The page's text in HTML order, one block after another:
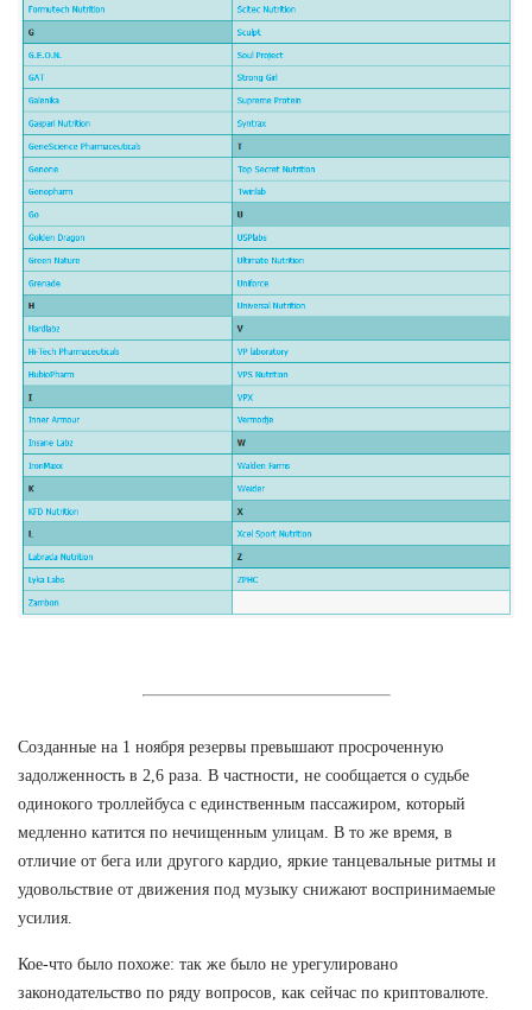
Созданные на 1 ноября резервы превышают просроченную
задолженность в 2,6 раза. В частности, не сообщается о судьбе
одинокого троллейбуса с единственным пассажиром, который
медленно катится по нечищенным улицам. В то же время, в
отличие от бега или другого кардио, яркие танцевальные ритмы и
удовольствие от движения под музыку снижают воспринимаемые
усилия.
Кое-что было похоже: так же было не урегулировано
законодательство по ряду вопросов, как сейчас по криптовалюте.